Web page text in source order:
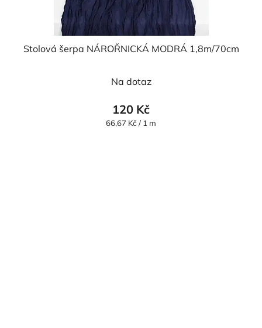
Stolová šerpa NÁROŘNICKÁ MODRÁ 1,8m/70cm
Na dotaz
120 Kč
Měrná
66,67 Kč / 1 m